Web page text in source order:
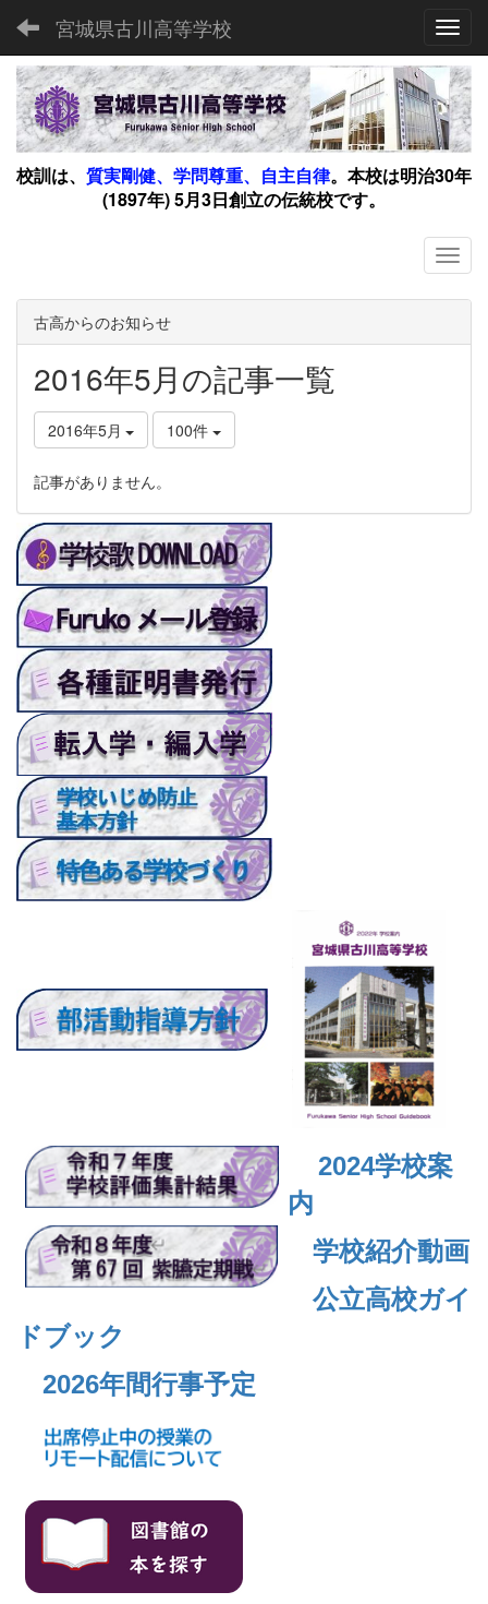
宮城県古川高等学校
校訓は、 質実剛健、学問尊重、自主自律。 本校は明治30年
(1897年) 5月3日創立の伝統校です。
古高からのお知らせ
2016年5月の記事一覧
2016年5月 100件
記事がありません。
2024学校案
内
学校紹介動画
公立高校ガイ
ドブック
2026年間行事予定